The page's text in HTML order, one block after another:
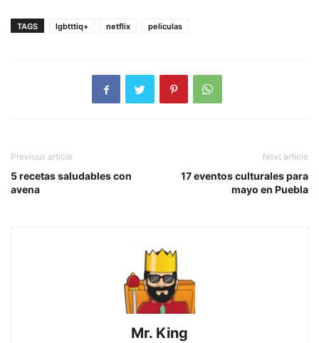
TAGS lgbtttiq+ netflix peliculas
Previous article
5 recetas saludables con
avena
Next article
17 eventos culturales para
mayo en Puebla
Mr. King